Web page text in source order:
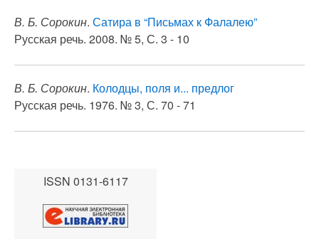
В. Б. Сорокин. Сатира в “Письмах к Фалалею”
Русская речь. 2008. № 5, С. 3 - 10
В. Б. Сорокин. Колодцы, поля и... предлог
Русская речь. 1976. № 3, С. 70 - 71
ISSN 0131-6117